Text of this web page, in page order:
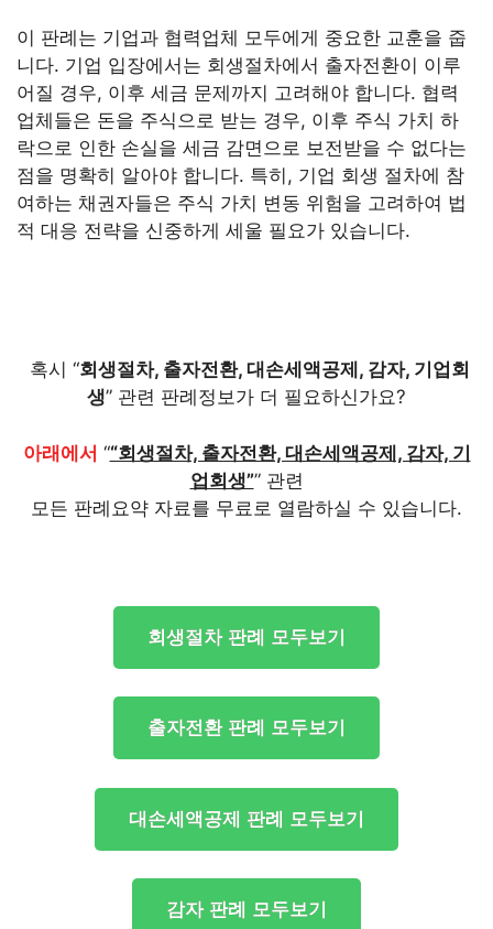
이 판례는 기업과 협력업체 모두에게 중요한 교훈을 줍
니다. 기업 입장에서는 회생절차에서 출자전환이 이루
어질 경우, 이후 세금 문제까지 고려해야 합니다. 협력
업체들은 돈을 주식으로 받는 경우, 이후 주식 가치 하
락으로 인한 손실을 세금 감면으로 보전받을 수 없다는
점을 명확히 알아야 합니다. 특히, 기업 회생 절차에 참
여하는 채권자들은 주식 가치 변동 위험을 고려하여 법
적 대응 전략을 신중하게 세울 필요가 있습니다.
혹시 “회생절차, 출자전환, 대손세액공제, 감자, 기업회
생” 관련 판례정보가 더 필요하신가요?
아래에서 ““회생절차, 출자전환, 대손세액공제, 감자, 기
업회생”” 관련
모든 판례요약 자료를 무료로 열람하실 수 있습니다.
회생절차 판례 모두보기
출자전환 판례 모두보기
대손세액공제 판례 모두보기
감자 판례 모두보기